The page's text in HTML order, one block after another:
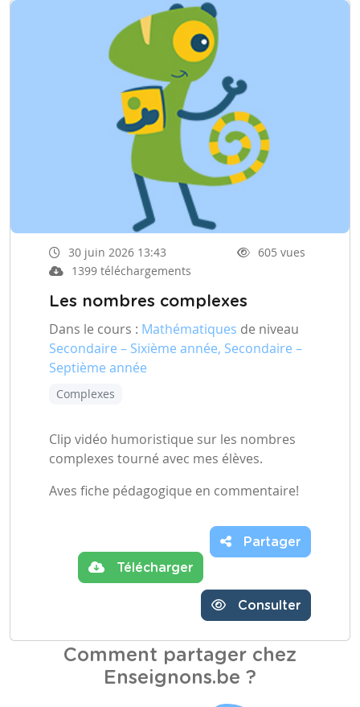
30 juin 2026 13:43
605 vues
1399 téléchargements
Les nombres complexes
Dans le cours : Mathématiques de niveau
Secondaire – Sixième année, Secondaire –
Septième année
Complexes
Clip vidéo humoristique sur les nombres
complexes tourné avec mes élèves.
Aves fiche pédagogique en commentaire!
Télécharger
Partager
Consulter
Comment partager chez
Enseignons.be ?